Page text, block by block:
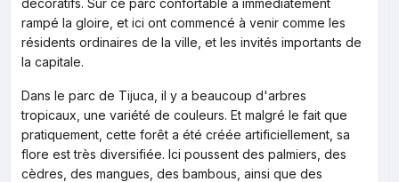
rampé la gloire, et ici ont commencé à venir comme les
résidents ordinaires de la ville, et les invités importants de
la capitale.
Dans le parc de Tijuca, il y a beaucoup d'arbres
tropicaux, une variété de couleurs. Et malgré le fait que
pratiquement, cette forêt a été créée artificiellement, sa
flore est très diversifiée. Ici poussent des palmiers, des
cèdres, des mangues, des bambous, ainsi que des